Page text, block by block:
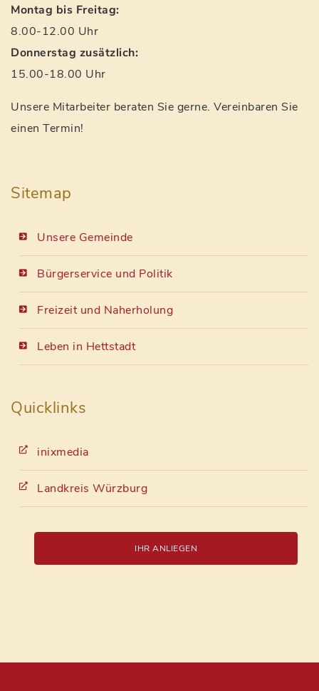
Montag bis Freitag:
8.00-12.00 Uhr
Donnerstag zusätzlich:
15.00-18.00 Uhr
Unsere Mitarbeiter beraten Sie gerne. Vereinbaren Sie
einen Termin!
Sitemap
Unsere Gemeinde
Bürgerservice und Politik
Freizeit und Naherholung
Leben in Hettstadt
Quicklinks
inixmedia
Landkreis Würzburg
IHR ANLIEGEN